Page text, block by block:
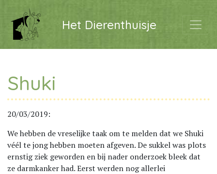
Het Dierenthuisje
Shuki
20/03/2019:
We hebben de vreselijke taak om te melden dat we Shuki
véél te jong hebben moeten afgeven. De sukkel was plots
ernstig ziek geworden en bij nader onderzoek bleek dat
ze darmkanker had. Eerst werden nog allerlei